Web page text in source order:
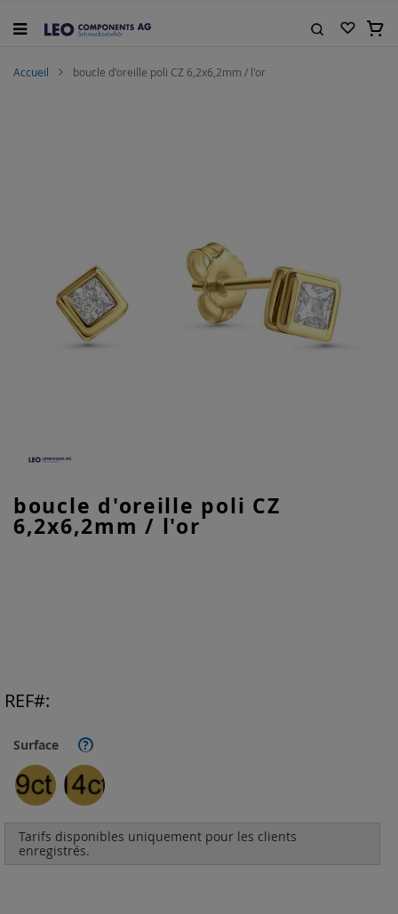
au
Mon
Accueil boucle d'oreille poli CZ 6,2x6,2mm / l'or
boucle d'oreille poli CZ
6,2x6,2mm / l'or
Surface ?
Tarifs disponibles uniquement pour les clients
enregistrés.
REF
to
the
beginning